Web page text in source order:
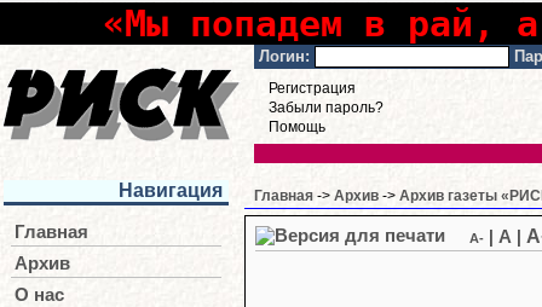
«Мы попадем в рай,
Логин:
Регистрация
Забыли пароль?
Помощь
Навигация
Главная
Архив
О нас
Главная -> Архив -> Архив газеты
A- A